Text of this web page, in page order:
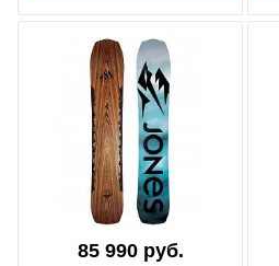
85 990 руб.